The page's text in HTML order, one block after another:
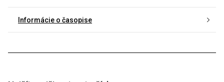
Informácie o časopise